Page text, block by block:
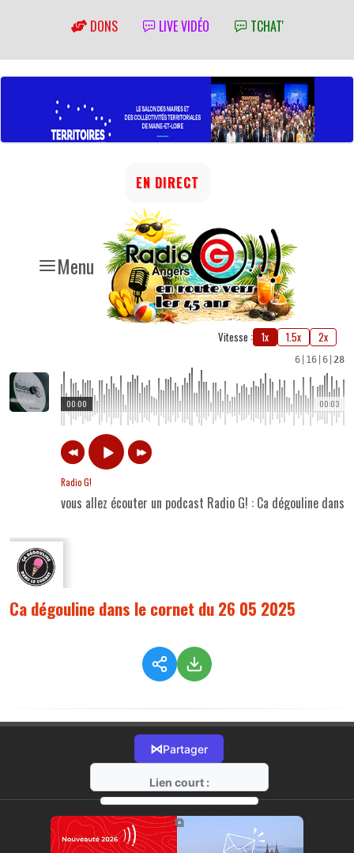
DONS LIVE VIDÉO TCHAT'
Menu
EN DIRECT
Vitesse : 1x 1.5x 2x
6 16 6 28
00:03
00:00
Radio G!
vous allez écouter un podcast Radio G! : Ca dégouline
Ca dégouline dans le cornet du 26 05 2025
⋈Partager
Lien court :
https://radio-g.fr?17679
⧉